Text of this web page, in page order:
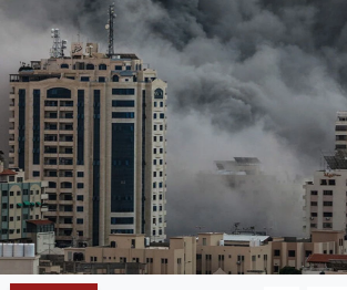
GÜNDEM
MAGAZİN
SAĞLIK
EĞİTİM
BÖLGE
Son Dakika Haberleri
Haber Arşivi